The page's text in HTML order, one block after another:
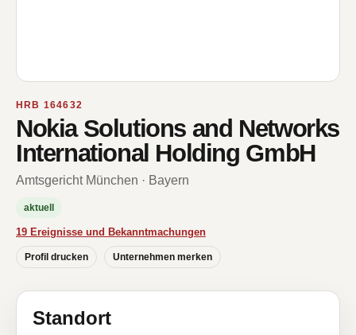
HRB 164632
Nokia Solutions and Networks
International Holding GmbH
Amtsgericht München · Bayern
aktuell
19 Ereignisse und Bekanntmachungen
Profil drucken Unternehmen merken
Standort